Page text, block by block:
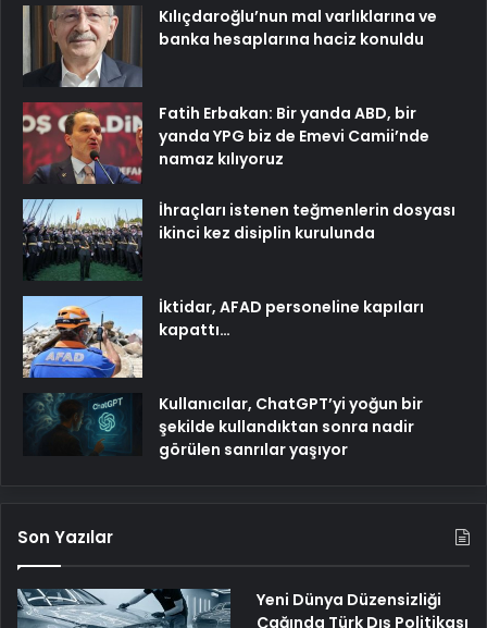
Kılıçdaroğlu’nun mal varlıklarına ve
banka hesaplarına haciz konuldu
Fatih Erbakan: Bir yanda ABD, bir
yanda YPG biz de Emevi Camii’nde
namaz kılıyoruz
İhraçları istenen teğmenlerin dosyası
ikinci kez disiplin kurulunda
İktidar, AFAD personeline kapıları
kapattı…
Kullanıcılar, ChatGPT’yi yoğun bir
şekilde kullandıktan sonra nadir
görülen sanrılar yaşıyor
Son Yazılar
Yeni Dünya Düzensizliği
Çağında Türk Dış Politikası